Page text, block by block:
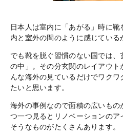
日本人は室内に「あがる」時に
内と室外の間のように感じている
でも靴を脱ぐ習慣のない国では
の中」。その分玄関のレイアウ
んな海外の見ているだけでワク
たいと思います。
海外の事例なので面積の広いも
つ一つ見るとリノベーションの
そうなものがたくさんあります。